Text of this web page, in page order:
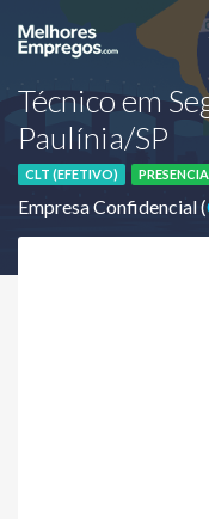
Técnico em
Paulínia/SP
CLT (EFETIVO)
Empresa Confidencial (